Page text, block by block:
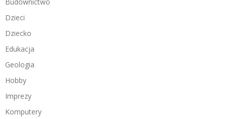
Budownictwo
Dzieci
Dziecko
Edukacja
Geologia
Hobby
Imprezy
Komputery